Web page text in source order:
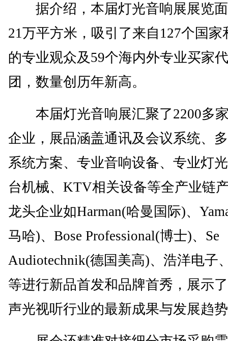
据介绍，本届灯光音响展展览
21万平方米，吸引了来自127个国家
的专业观众及59个海内外专业买家
团，数量创历年新高。
本届灯光音响展汇聚了2200多
企业，展品涵盖通讯及会议系统、
系统方案、专业音响设备、专业灯
台机械、KTV相关设备等全产业链
龙头企业如Harman(哈曼国际)、
马哈)、Bose Professional(博士)、Se
Audiotechnik(德国美高)、浩洋电子
等进行新品首发和品牌首秀，展示
声光视听行业的最新成果与发展趋